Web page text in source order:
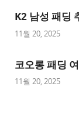
천
사
트
1
K2 남성 패딩
11월 20, 2025
코오롱 패딩
11월 20, 2025